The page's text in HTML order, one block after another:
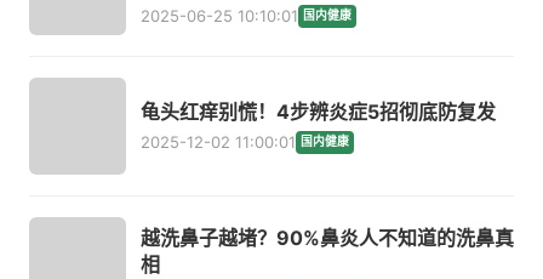
2025-06-25 10:10:01 国内健康
龟头红痒别慌！4步辨炎症5招彻底防复发
2025-12-02 11:00:01 国内健康
越洗鼻子越堵？90%鼻炎人不知道的洗鼻真
相